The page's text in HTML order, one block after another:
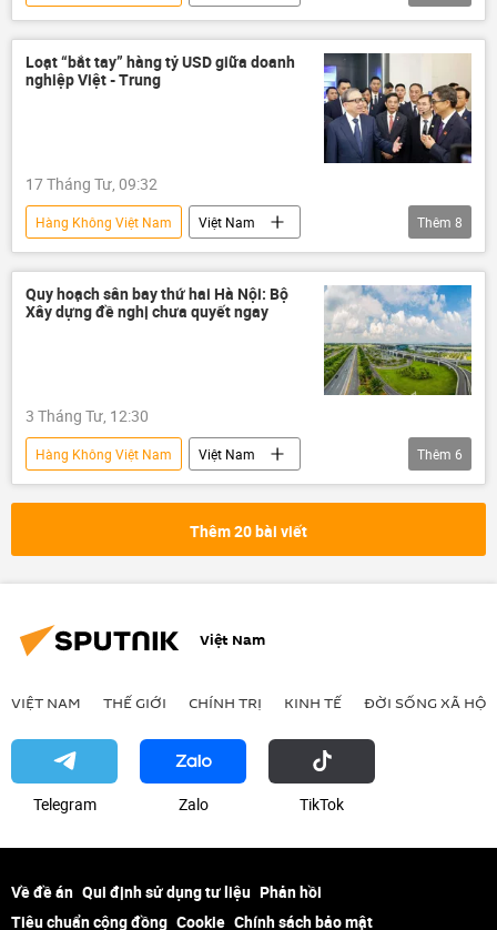
thông tin
Long Thành
Sân bay Long Thành
Cảng hàng không Việt Nam (ACV)
hãng hàng không
dự án
Loạt “bắt tay” hàng tỷ USD giữa doanh
nghiệp Việt - Trung
17 Tháng Tư, 09:32
Hàng Không Việt Nam
Việt Nam
Cảng hàng không Việt Nam (ACV)
cảng hàng không
Cục Hàng không Việt Nam
đầu tư
Thêm 8
Quy hoạch sân bay thứ hai Hà Nội: Bộ
Xây dựng đề nghị chưa quyết ngay
3 Tháng Tư, 12:30
Hàng Không Việt Nam
Việt Nam
Sân bay
Cảng hàng không Việt Nam (ACV)
Cục Hàng không Việt Nam
hàng không
Bộ Xây dựng
Hà Nội
Thêm 6
Thêm 20 bài viết
Việt Nam
VIỆT NAM THẾ GIỚI CHÍNH TRỊ KINH TẾ ĐỜI SỐNG XÃ HỘI
Telegram Zalo ТikТоk
Về đề án Qui định sử dụng tư liệu Phản hồi
Tiêu chuẩn cộng đồng Cookie Chính sách bảo mật